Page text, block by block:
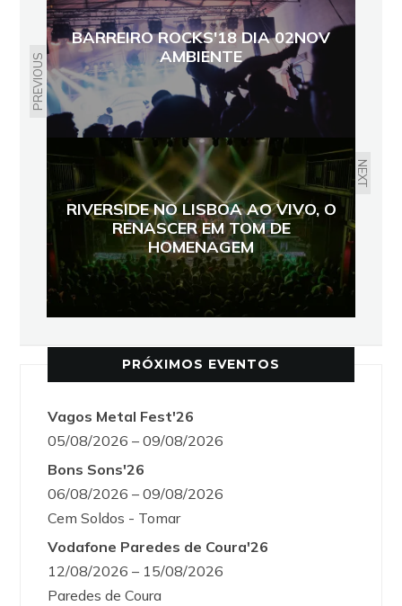
PREVIOUS
BARREIRO ROCKS'18 DIA 02NOV
AMBIENTE
NEXT
RIVERSIDE NO LISBOA AO VIVO, O
RENASCER EM TOM DE
HOMENAGEM
PRÓXIMOS EVENTOS
Vagos Metal Fest'26
05/08/2026 – 09/08/2026
Bons Sons'26
06/08/2026 – 09/08/2026
Cem Soldos - Tomar
Vodafone Paredes de Coura'26
12/08/2026 – 15/08/2026
Paredes de Coura